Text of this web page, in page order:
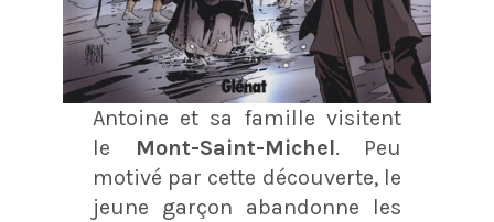
Antoine et sa famille visitent
le
Mont-Saint-Michel. Peu
motivé par cette découverte, le
jeune garçon abandonne les